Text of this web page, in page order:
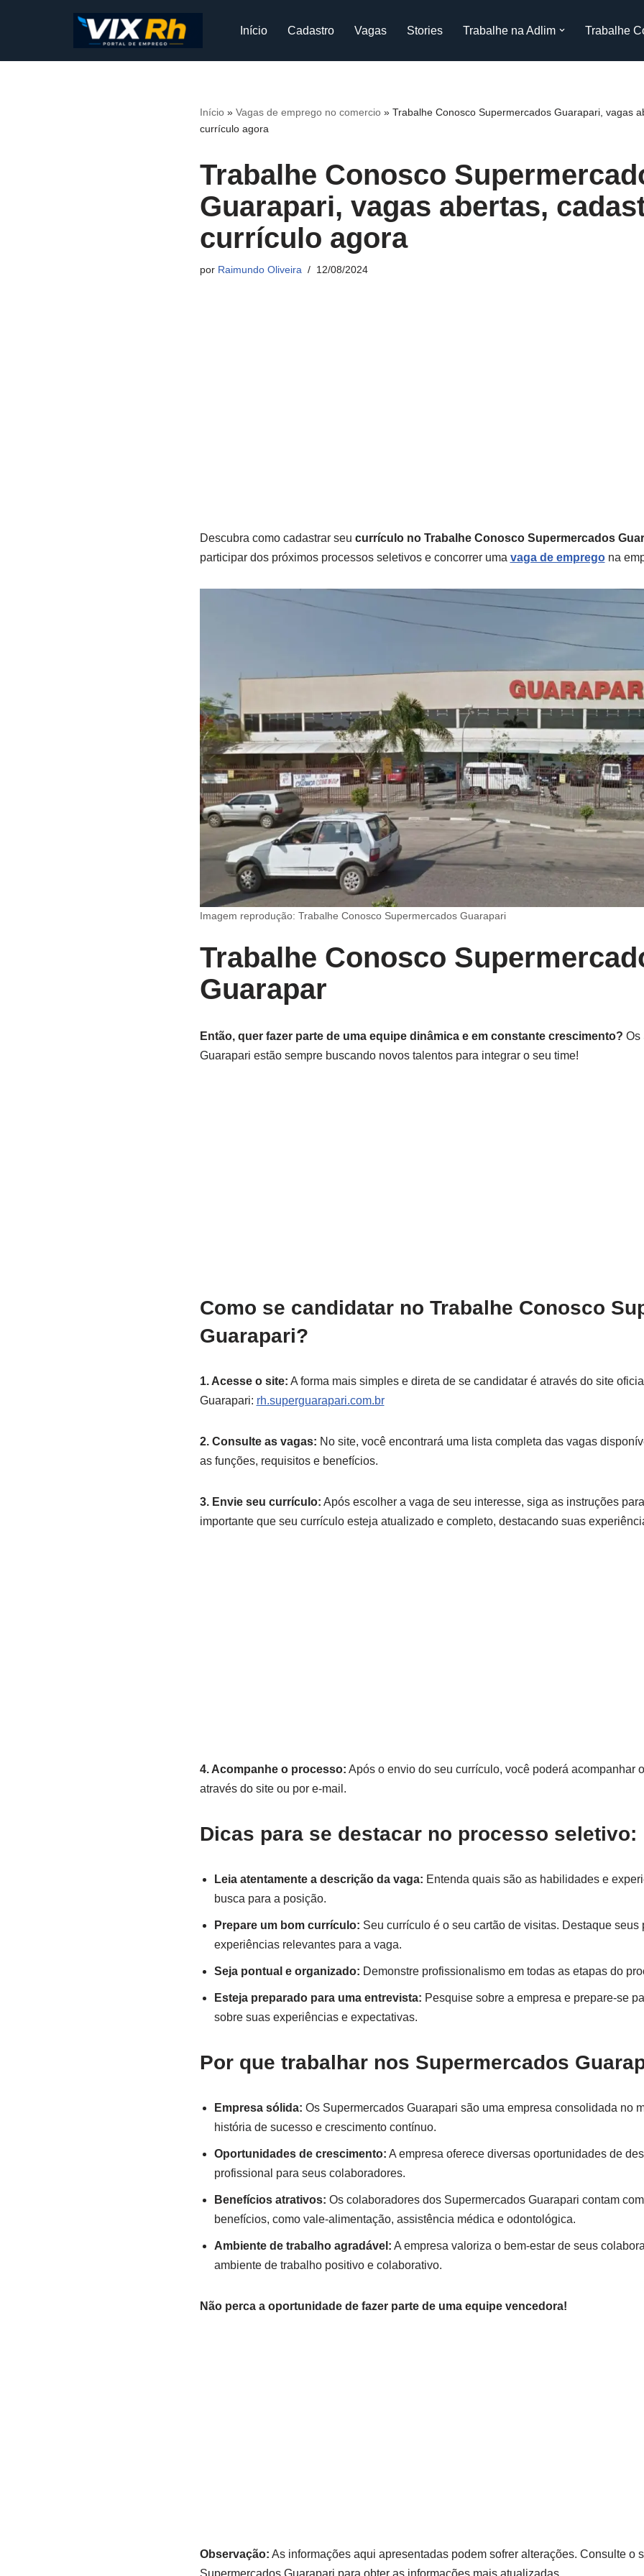
para
Início Cadastro Vagas Stories Trabalhe na Adlim Trabalhe
Início» Vagas de emprego no comercio» Trabalhe Conosco Supermercados Guarapari, vagas
currículo agora
Trabalhe Conosco
Guarapari, vagas abertas,
currículo agora
por Raimundo Oliveira 12/08/2024
Descubra como cadastrar seu currículo no Trabalhe Conosco Supermercados
participar dos próximos processos seletivos e concorrer uma vaga de empregona
Imagem reprodução: Trabalhe Conosco Supermercados Guarapari
Trabalhe Conosco
Guarapar
Então, quer fazer parte de uma equipe dinâmica e em constante crescimento? Os
Guarapari estão sempre buscando novos talentos para integrar o seu time!
Como se candidatar no Trabalhe Conosco
Guarapari?
1. Acesse o site: A forma mais simples e direta de se candidatar é através do site
Guarapari: rh.superguarapari.com.br
2. Consulte as vagas: No site, você encontrará uma lista completa das vagas
as funções, requisitos e benefícios.
3. Envie seu currículo: Após escolher a vaga de seu interesse, siga as instruções
importante que seu currículo esteja atualizado e completo, destacando suas
4. Acompanhe o processo: Após o envio do seu currículo, você poderá acompanhar
através do site ou por e-mail.
Dicas para se destacar no processo seletivo:
Leia atentamente a descrição da vaga: Entenda quais são as habilidades e
busca para a posição.
Prepare um bom currículo: Seu currículo é o seu cartão de visitas. Destaque seus
experiências relevantes para a vaga.
Seja pontual e organizado: Demonstre profissionalismo em todas as etapas do
Esteja preparado para uma entrevista: Pesquise sobre a empresa e prepare-se
sobre suas experiências e expectativas.
Por que trabalhar nos Supermercados
Empresa sólida: Os Supermercados Guarapari são uma empresa consolidada no
história de sucesso e crescimento contínuo.
Oportunidades de crescimento: A empresa oferece diversas oportunidades de
profissional para seus colaboradores.
Benefícios atrativos: Os colaboradores dos Supermercados Guarapari contam
benefícios, como vale-alimentação, assistência médica e odontológica.
Ambiente de trabalho agradável: A empresa valoriza o bem-estar de seus
ambiente de trabalho positivo e colaborativo.
Não perca a oportunidade de fazer parte de uma equipe vencedora!
Observação: As informações aqui apresentadas podem sofrer alterações. Consulte o